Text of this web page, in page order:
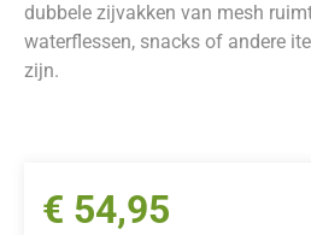
dubbele zijvakken van mesh
waterflessen, snacks of andere
zijn.
€ 54,95